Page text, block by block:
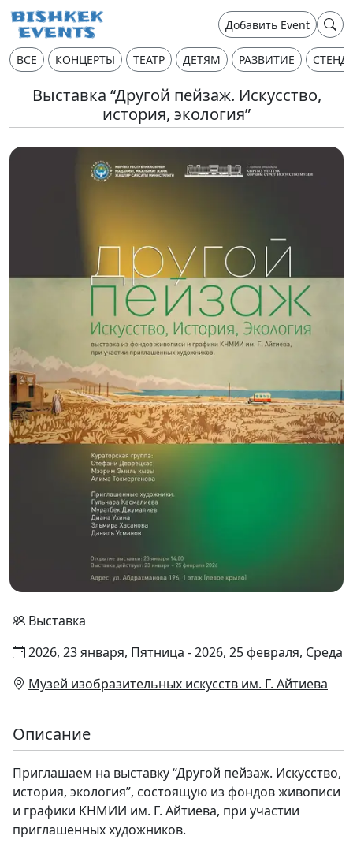
Добавить Event
ВСЕ КОНЦЕРТЫ ТЕАТР ДЕТЯМ РАЗВИТИЕ
Выставка “Другой пейзаж. Искусство,
история, экология”
Выставка
2026, 23 января, Пятница - 2026, 25 февраля, Среда
Музей изобразительных искусств им. Г. Айтиева
Описание
Приглашаем на выставку “Другой пейзаж. Искусство,
история, экология”, состоящую из фондов живописи
и графики КНМИИ им. Г. Айтиева, при участии
приглашенных художников.